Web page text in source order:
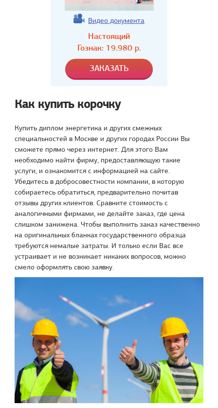
Видео документа
Настоящий
Гознак: 19.980р.
Как купить корочку
Купить диплом энергетика и других смежных
специальностей в Москве и других городах России Вы
сможете прямо через интернет. Для этого Вам
необходимо найти фирму, предоставляющую такие
услуги, и ознакомится с информацией на сайте.
Убедитесь в добросовестности компании, в которую
собираетесь обратиться, предварительно почитав
отзывы других клиентов. Сравните стоимость с
аналогичными фирмами, не делайте заказ, где цена
слишком занижена. Чтобы выполнить заказ качественно
на оригинальных бланках государственного образца
требуются немалые затраты. И только если Вас все
устраивает и не возникает никаких вопросов, можно
смело оформлять свою заявку.